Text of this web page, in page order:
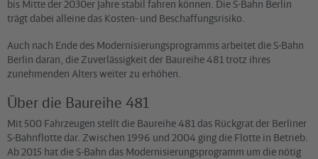
bis Mitte der 2030er Jahre stabil fahren können. Die S-Bahn Berlin
trägt dabei alleine das Kosten- und Beschaffungsrisiko.
Auch nach Ende des Modernisierungsprogramms arbeitet die S-Bahn
Berlin daran, die Zuverlässigkeit der Baureihe 481 trotz ihres
zunehmenden Alters weiter zu erhöhen.
Über die Baureihe 481
Mit 500 Fahrzeugen stellt die Baureihe 481 das Rückgrat der Berliner
S-Bahnflotte dar. Zwischen 1996 und 2004 ging die Flotte in Betrieb.
Ab 2015 hat die S-Bahn das Modernisierungsprogramm um die nötig